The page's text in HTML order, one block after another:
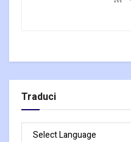
Traduci